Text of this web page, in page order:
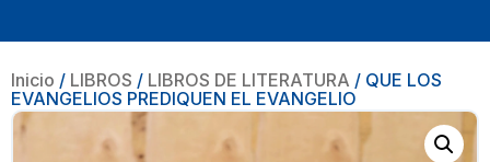
Inicio / LIBROS / LIBROS DE LITERATURA / QUE LOS
EVANGELIOS PREDIQUEN EL EVANGELIO